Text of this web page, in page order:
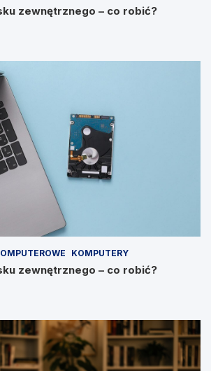
zewnętrznego – co robić?
KOMPUTERY
zewnętrznego – co robić?